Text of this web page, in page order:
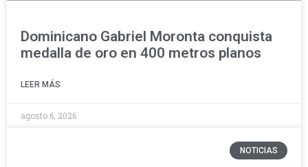
Dominicano Gabriel Moronta conquista
medalla de oro en 400 metros planos
LEER MÁS
agosto 6, 2026
NOTICIAS